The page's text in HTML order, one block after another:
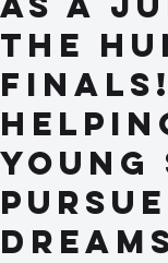
the
finals!
young